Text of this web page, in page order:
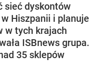
sieć dyskontów
Hiszpanii i planuje
w tych krajach
ISBnews grupa.
35 sklepów